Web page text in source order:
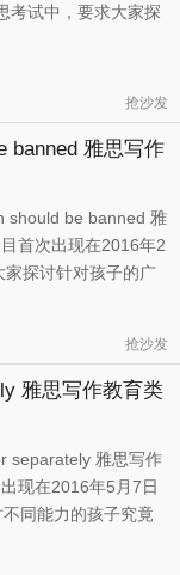
考试中，要求大家探
，则可以从青少年
入手 ...
抢沙发
banned 雅思写作
should be banned 雅
首次出现在2016年2
家探讨针对孩子的广
容易受到影响。不
抢沙发
雅思写作教育类
separately 雅思写作
现在2016年5月7日
同能力的孩子究竟